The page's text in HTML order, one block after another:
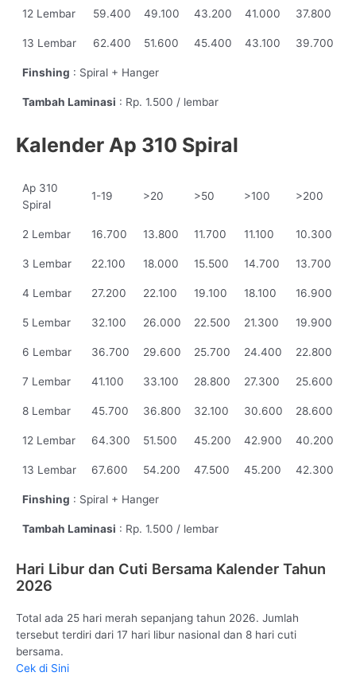
12 Lembar 59.400 49.100 43.200 41.000 37.800
13 Lembar 62.400 51.600 45.400 43.100 39.700
Finshing : Spiral + Hanger
Tambah Laminasi : Rp. 1.500 / lembar
Kalender Ap 310 Spiral
Ap 310
Spiral
1-19 >20 >50 >100 >200
2 Lembar 16.700 13.800 11.700 11.100 10.300
3 Lembar 22.100 18.000 15.500 14.700 13.700
4 Lembar 27.200 22.100 19.100 18.100 16.900
5 Lembar 32.100 26.000 22.500 21.300 19.900
6 Lembar 36.700 29.600 25.700 24.400 22.800
7 Lembar 41.100 33.100 28.800 27.300 25.600
8 Lembar 45.700 36.800 32.100 30.600 28.600
12 Lembar 64.300 51.500 45.200 42.900 40.200
13 Lembar 67.600 54.200 47.500 45.200 42.300
Finshing : Spiral + Hanger
Tambah Laminasi : Rp. 1.500 / lembar
Hari Libur dan Cuti Bersama Kalender Tahun
2026
Total ada 25 hari merah sepanjang tahun 2026. Jumlah
tersebut terdiri dari 17 hari libur nasional dan 8 hari cuti
bersama.
Cek di Sini